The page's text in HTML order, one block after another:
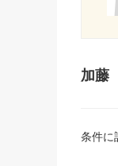
加藤
条件に